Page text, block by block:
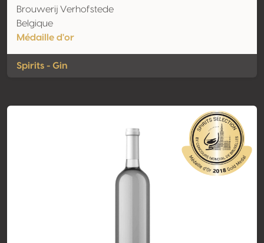
Brouwerij Verhofstede
Belgique
Médaille d'or
Spirits - Gin